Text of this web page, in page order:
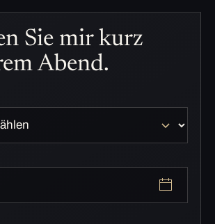
Sie mir kurz
Abend.